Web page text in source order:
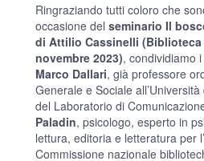
Ringraziando tutti coloro che
occasione del seminario Il
di Attilio Cassinelli (Biblioteca
novembre 2023), condividiamo
Marco Dallari, già professore
Generale e Sociale
del Laboratorio di
Paladin, psicologo, esperto in
lettura, editoria e letteratura per
Commissione nazionale